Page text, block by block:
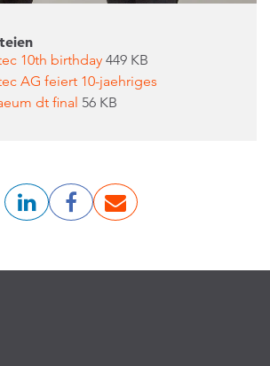
10th birthday449 KB
AG feiert 10-jaehriges
dt final 56 KB